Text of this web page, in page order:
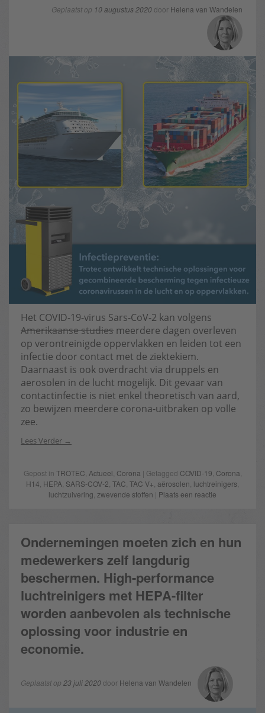
Geplaatst op 10 augustus 2020door Helena van Wandelen
Het COVID-19-virus Sars-CoV-2 kan volgens
Amerikaanse studies meerdere dagen overleven
op verontreinigde oppervlakken en leiden tot een
infectie door contact met de ziektekiem.
Daarnaast is ook overdracht via druppels en
aerosolen in de lucht mogelijk. Dit gevaar van
contactinfectie is niet enkel theoretisch van aard,
zo bewijzen meerdere corona-uitbraken op volle
zee.
Lees Verder
Gepost in TROTEC Actueel Corona | Getagged COVID-19 Corona
H14 HEPA SARS-COV-2 TAC TAC V+ aërosolen luchtreinigers
luchtzuivering zwevende stoffen | Plaats een reactie
Ondernemingen moeten zich en hun
medewerkers zelf langdurig
beschermen. High-performance
luchtreinigers met HEPA-filter
worden aanbevolen als technische
oplossing voor industrie en
economie.
Geplaatst op 23 juli 2020door Helena van Wandelen